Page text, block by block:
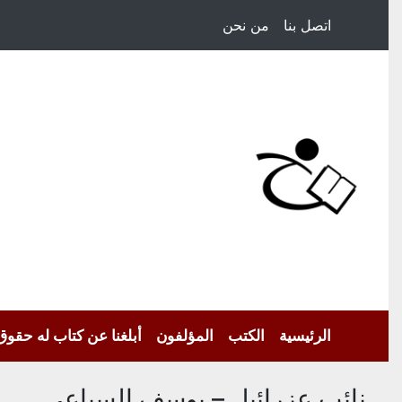
اتصل بنا من نحن
الرئيسية الكتب المؤلفون أبلغنا عن كتاب له